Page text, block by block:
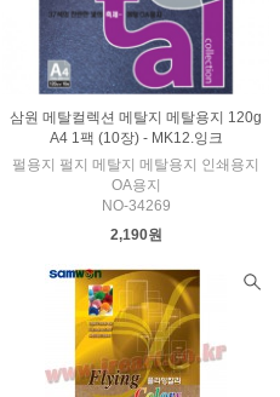
삼원 메탈컬렉션 메탈지 메탈용지 120g
A4 1팩 (10장) - MK12.잉크
펄용지 펄지 메탈지 메탈용지 인쇄용지
OA용지
NO-34269
2,190원